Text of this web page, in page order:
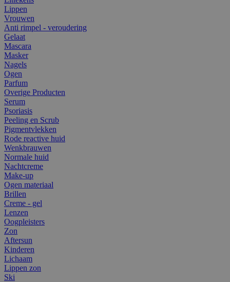
Lippen
Vrouwen
Anti rimpel - veroudering
Gelaat
Mascara
Masker
Nagels
Ogen
Parfum
Overige Producten
Serum
Psoriasis
Peeling en Scrub
Pigmentvlekken
Rode reactive huid
Wenkbrauwen
Normale huid
Nachtcreme
Make-up
Ogen materiaal
Brillen
Creme - gel
Lenzen
Oogpleisters
Zon
Aftersun
Kinderen
Lichaam
Lippen zon
Ski